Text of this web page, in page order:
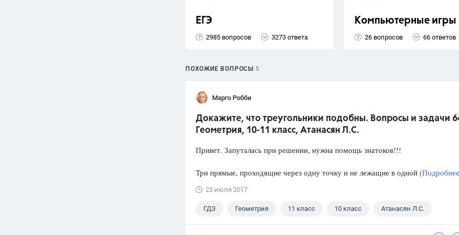
ЕГЭ
2985 вопросов 3273 ответа
Компьютерные игры
26 вопросов 66 ответов
ПОХОЖИЕ ВОПРОСЫ 5
Марго Робби
Докажите, что треугольники подобны. Вопросы и задачи
Геометрия, 10-11 класс, Атанасян Л.С.
Привет. Запуталась при решении, нужна помощь знатоков!!!
Три прямые, проходящие через одну точку и не лежащие в одной (
23 июля 2017
ГДЗ Геометрия 11 класс 10 класс Атанасян Л.С.